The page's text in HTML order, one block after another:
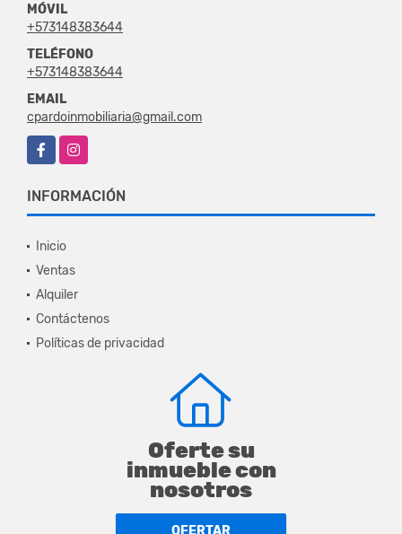
MÓVIL
+573148383644
TELÉFONO
+573148383644
EMAIL
cpardoinmobiliaria@gmail.com
FacebookInstagram
INFORMACIÓN
Inicio
Ventas
Alquiler
Contáctenos
Políticas de privacidad
Oferte su
inmueble con
nosotros